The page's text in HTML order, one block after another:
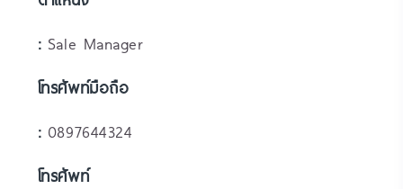
: Sale Manager
โทรศัพท์มือถือ
: 0897644324
โทรศัพท์